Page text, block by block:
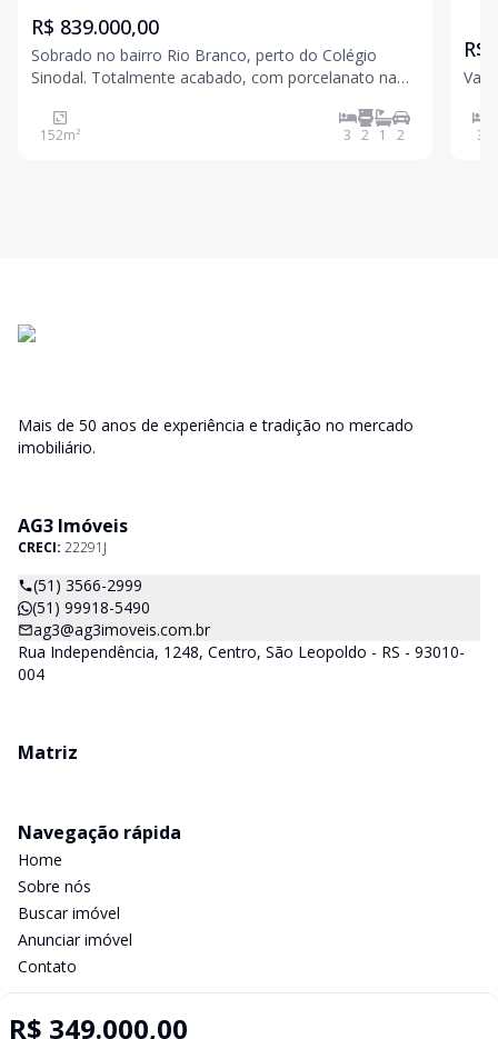
R$ 839.000,00
Sobrado no bairro Rio Branco, perto do Colégio
Sinodal. Totalmente acabado, com porcelanato na
luminárias, pátio gramado. Valores sujeitos a
alteração sem aviso prévio
152m² 3 2 1 2
R$
3
R$ 349.000,00
Mais de 50 anos de experiência e tradição no mercado
imobiliário.
AG3 Imóveis
CRECI: 22291J
(51) 3566-2999
(51) 99918-5490
ag3@ag3imoveis.com.br
Rua Independência, 1248, Centro, São Leopoldo - RS - 93010-
004
Matriz
Navegação rápida
Home
Sobre nós
Buscar imóvel
Anunciar imóvel
Contato